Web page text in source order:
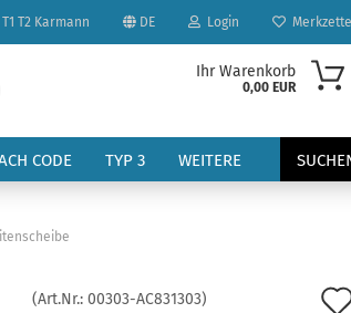
T2 Karmann DE Login
Ihr Warenkorb
0,00 EUR
CODE TYP 3 WEITERE
(Art.Nr.: 00303-AC831303)